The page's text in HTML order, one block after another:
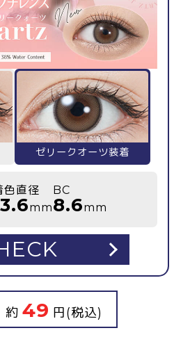
ゼリークオーツ装着
色直径
mm
BC
8.6mm
約 49 円(税込)